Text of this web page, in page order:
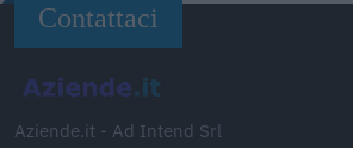
Contattaci
Aziende.it - Ad Intend Srl